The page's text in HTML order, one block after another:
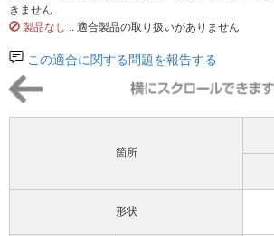
きません
製品なし .. 適合製品の取り扱いがありません
この適合に関する問題を報告する
箇所
形状